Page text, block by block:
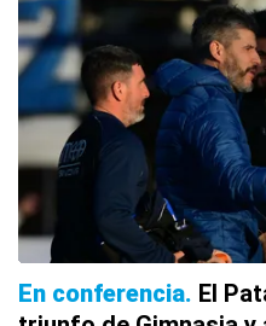
En conferencia El